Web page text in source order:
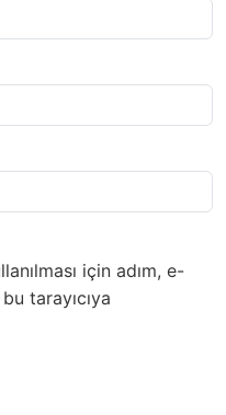
için adım, e-
tarayıcıya